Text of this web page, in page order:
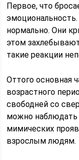
Первое, что
нормально. Они
этом
такие реакции
Оттого основная
возрастного
свободней со
можно наблюдать
мимических
взрослым людям.